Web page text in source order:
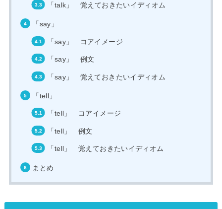
「talk」 覚えておきたいイディオム
「say」
「say」 コアイメージ
「say」 例文
「say」 覚えておきたいイディオム
「tell」
「tell」 コアイメージ
「tell」 例文
「tell」 覚えておきたいイディオム
まとめ